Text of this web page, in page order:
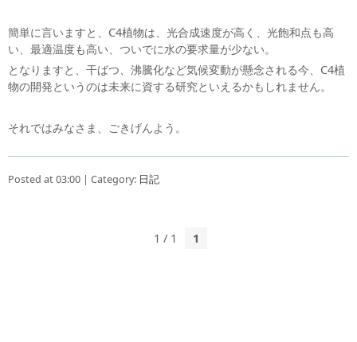
簡単に言いますと、C4植物は、光合成速度が高く、光飽和点も高
い、最適温度も高い、ついでに水の要求量が少ない。
となりますと、干ばつ、沸騰化など気候変動が懸念される今、C4植
物の開発というのは未来に資する研究といえるかもしれません。
それではみなさま、ごきげんよう。
Posted at 03:00 | Category: 日記
1 / 1 1